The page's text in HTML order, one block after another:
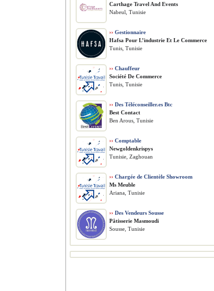
Carthage Travel And Events
Nabeul, Tunisie
›› Gestionnaire
Hafsa Pour L’industrie Et Le Commerce
Tunis, Tunisie
›› Chauffeur
Société De Commerce
Tunis, Tunisie
›› Des Téléconseiller.es Btc
Best Contact
Ben Arous, Tunisie
›› Comptable
Newgoldenkrispys
Tunisie, Zaghouan
›› Chargée de Clientèle Showroom
Ms Meuble
Ariana, Tunisie
›› Des Vendeurs Sousse
Pâtisserie Masmoudi
Sousse, Tunisie